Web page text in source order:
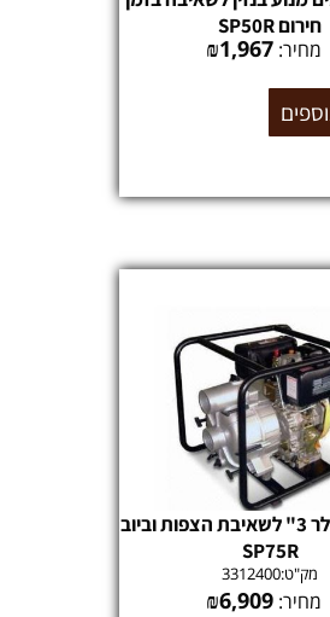
חירום SP50R
מחיר:
₪1,967
משאבות סולר 3" לשאיבת הצפות וביוב
SP75R
מק"ט:3312400
מחיר: ₪6,909